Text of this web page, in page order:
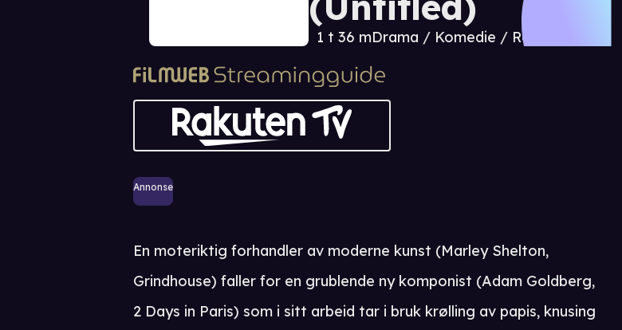
1 t 36 mDrama / Komedie / Romantikk
Annonse
En moteriktig forhandler av moderne kunst (Marley Shelton,
Grindhouse) faller for en grublende ny komponist (Adam Goldberg,
2 Days in Paris) som i sitt arbeid tar i bruk krølling av papis, knusing